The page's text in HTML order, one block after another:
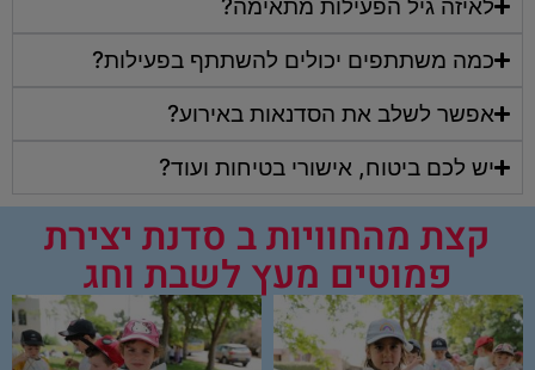
לאיזה גיל הפעילות מתאימה?
כמה משתתפים יכולים להשתתף בפעילות?
אפשר לשלב את הסדנאות באירוע?
יש לכם ביטוח, אישורי בטיחות ועוד?
קצת מהחוויות ב סדנת יצירת
פמוטים מעץ לשבת וחג